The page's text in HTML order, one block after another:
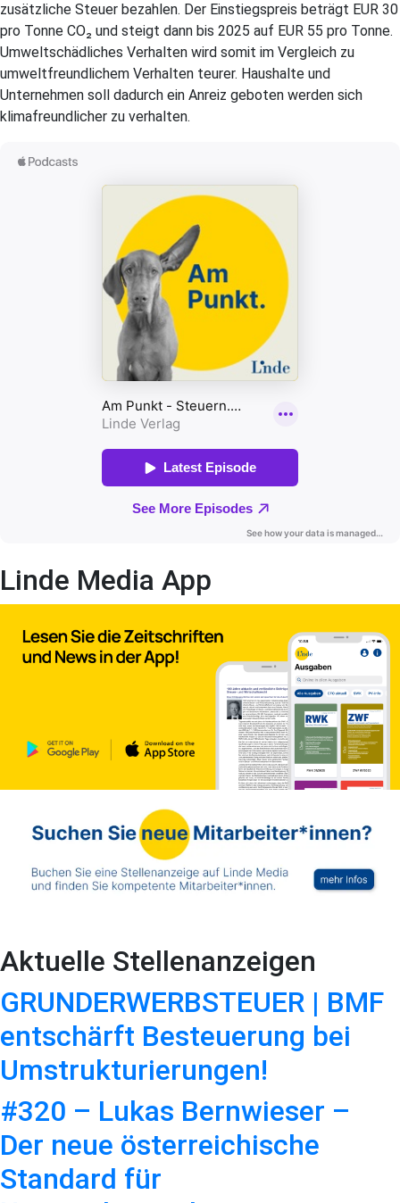
zusätzliche Steuer bezahlen. Der Einstiegspreis beträgt EUR 30
pro Tonne CO₂ und steigt dann bis 2025 auf EUR 55 pro Tonne.
Umweltschädliches Verhalten wird somit im Vergleich zu
umweltfreundlichem Verhalten teurer. Haushalte und
Unternehmen soll dadurch ein Anreiz geboten werden sich
klimafreundlicher zu verhalten.
Linde Media App
Aktuelle Stellenanzeigen
GRUNDERWERBSTEUER | BMF
entschärft Besteuerung bei
Umstrukturierungen!
#320 – Lukas Bernwieser –
Der neue österreichische
Standard für